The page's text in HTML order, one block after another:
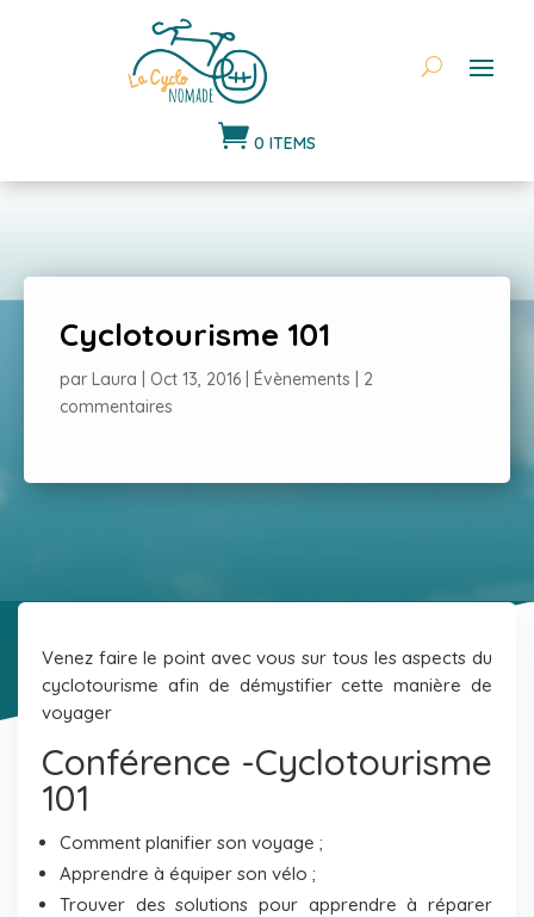
 0 ITEMS
Cyclotourisme 101
par Laura Oct 13, 2016 Évènements
2
commentaires
Venez faire le point avec vous sur tous les aspects du
cyclotourisme afin de démystifier cette manière de
voyager
Conférence -Cyclotourisme
101
Comment planifier son voyage ;
Apprendre à équiper son vélo ;
Trouver des solutions pour apprendre à réparer